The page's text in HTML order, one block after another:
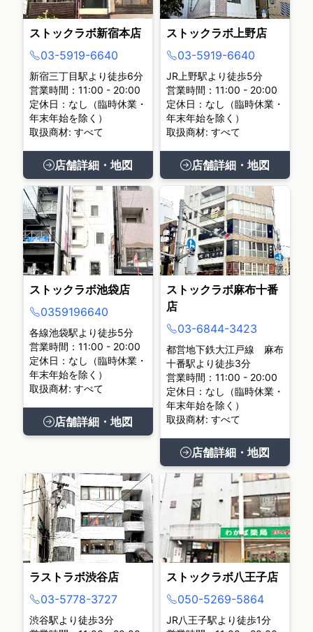
ストックラボ新宿本店
03-5919-6640
新宿三丁目駅より徒歩6分
営業時間：11:00 - 20:00
定休日：なし（臨時休業・
年末年始を除く）
取扱商材: すべて
店舗詳細・地図
ストックラボ上野店
03-5919-6640
JR上野駅より徒歩5分
営業時間：11:00 - 20:00
定休日：なし（臨時休業・
年末年始を除く）
取扱商材: すべて
店舗詳細・地図
ストックラボ池袋店
0359196640
各線池袋駅より徒歩5分
営業時間：11:00 - 20:00
定休日：なし（臨時休業・
年末年始を除く）
取扱商材: すべて
店舗詳細・地図
ストックラボ麻布十番
店
03-6844-3423
都営地下鉄大江戸線 麻布
十番駅より徒歩3分
営業時間：11:00 - 20:00
定休日：なし（臨時休業・
年末年始を除く）
取扱商材: すべて
店舗詳細・地図
ラストラボ渋谷店
03-5778-3727
渋谷駅より徒歩3分
ストックラボ八王子店
050-5269-5864
JR八王子駅より徒歩1分